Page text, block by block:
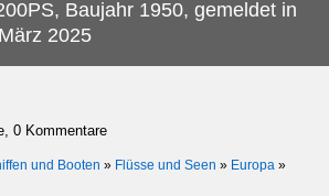
Baujahr 1950, gemeldet in
2025
0 Kommentare
und Booten » Flüsse und Seen » Europa »